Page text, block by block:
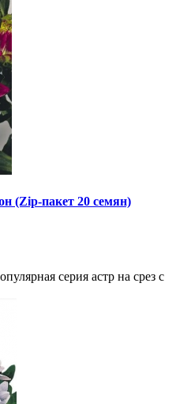
(Zip-пакет 20 семян)
серия астр на срез с